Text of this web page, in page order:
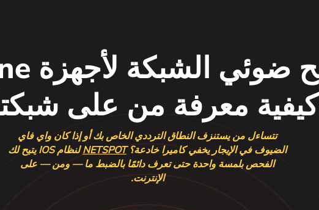
كيفية معرفة من على
تتساءل من يستنزف النطاق الترددي الخاص بك أو إذا كان واي فاي
الضيوف في الإيجار يخفي كاميرا خادعة؟NETSPOT
لنظام IOS يتيح لك
الفحص بلمسة واحدة حتى تعرف دائمًا بالضبط ما — ومن — على
الإنترنت.